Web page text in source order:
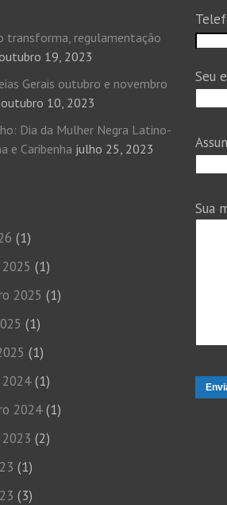
transforma, regulamentação
outubro 19, 2023
Gerais outubro e novembro
outubro 10, 2023
Dia da Mulher Negra Latino-
e Caribenha julho 25, 2023
(1)
(1)
2025 (1)
(1)
(1)
(1)
2024(1)
(2)
(1)
(3)
Seu
Sua